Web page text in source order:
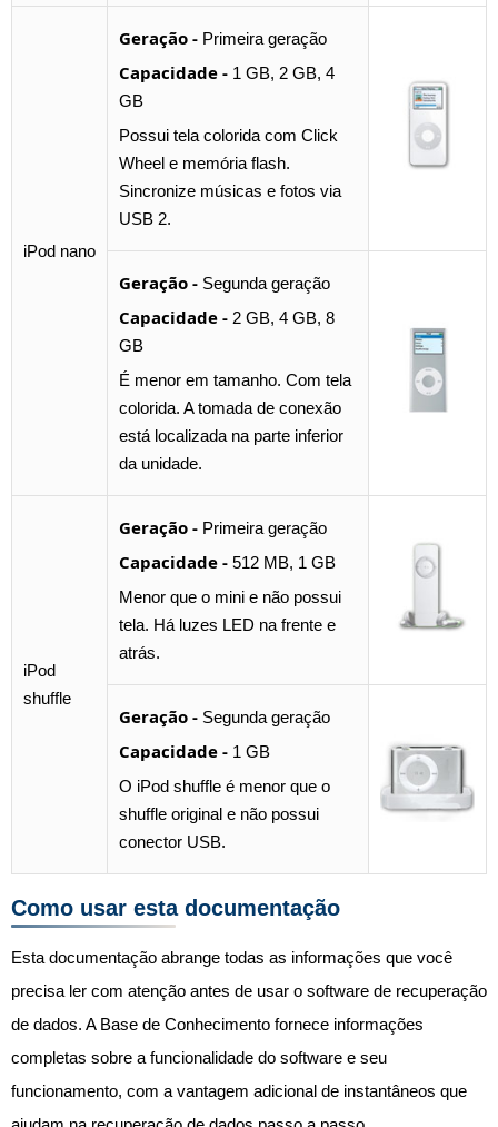
iPod nano
Geração - Primeira geração
Capacidade - 1 GB, 2 GB, 4
GB
Possui tela colorida com Click
Wheel e memória flash.
Sincronize músicas e fotos via
USB 2.
Geração - Segunda geração
Capacidade - 2 GB, 4 GB, 8
GB
É menor em tamanho. Com tela
colorida. A tomada de conexão
está localizada na parte inferior
da unidade.
iPod
shuffle
Geração - Primeira geração
Capacidade - 512 MB, 1 GB
Menor que o mini e não possui
tela. Há luzes LED na frente e
atrás.
Geração - Segunda geração
Capacidade - 1 GB
O iPod shuffle é menor que o
shuffle original e não possui
conector USB.
Como usar esta documentação
Esta documentação abrange todas as informações que você
precisa ler com atenção antes de usar o software de recuperação
de dados. A Base de Conhecimento fornece informações
completas sobre a funcionalidade do software e seu
funcionamento, com a vantagem adicional de instantâneos que